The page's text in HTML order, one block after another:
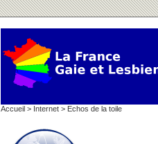
Accueil > Internet > Echos de la toile